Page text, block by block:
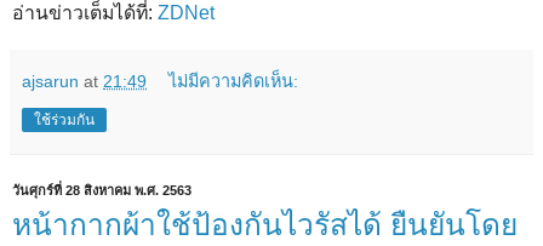
อ่านข่าวเต็มได้ที่: ZDNet
ajsarun at 21:49 ไม่มีความคิดเห็น:
ใช้ร่วมกัน
วันศุกร์ที่ 28 สิงหาคม พ.ศ. 2563
หน้ากากผ้าใช้ป้องกันไวรัสได้ ยืนยันโดย